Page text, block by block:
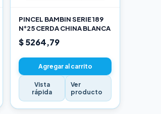
PINCEL BAMBIN SERIE 189
N°25 CERDA CHINA BLANCA
$ 5264,79
Agregar al carrito
Vista
rápida
Ver
producto